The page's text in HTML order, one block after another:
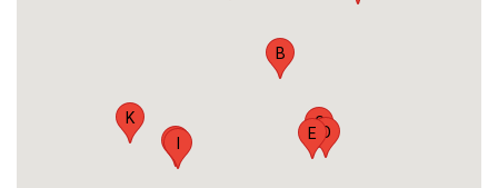
B
C
D
E
J
K